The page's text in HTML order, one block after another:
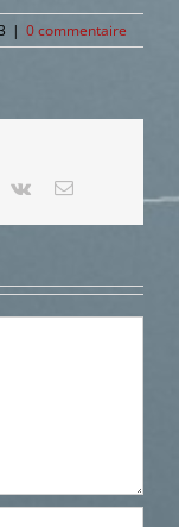
| 0 commentaire
Vk Email